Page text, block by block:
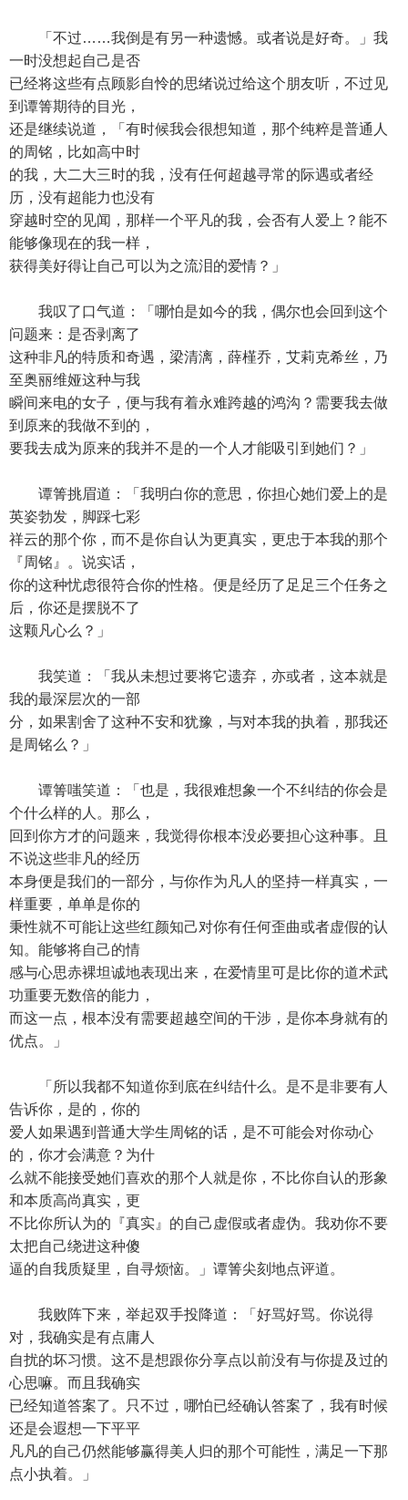
「不过……我倒是有另一种遗憾。或者说是好奇。」我
一时没想起自己是否
已经将这些有点顾影自怜的思绪说过给这个朋友听，不过见
到谭箐期待的目光，
还是继续说道，「有时候我会很想知道，那个纯粹是普通人
的周铭，比如高中时
的我，大二大三时的我，没有任何超越寻常的际遇或者经
历，没有超能力也没有
穿越时空的见闻，那样一个平凡的我，会否有人爱上？能不
能够像现在的我一样，
获得美好得让自己可以为之流泪的爱情？」
我叹了口气道：「哪怕是如今的我，偶尔也会回到这个
问题来：是否剥离了
这种非凡的特质和奇遇，梁清漓，薛槿乔，艾莉克希丝，乃
至奥丽维娅这种与我
瞬间来电的女子，便与我有着永难跨越的鸿沟？需要我去做
到原来的我做不到的，
要我去成为原来的我并不是的一个人才能吸引到她们？」
谭箐挑眉道：「我明白你的意思，你担心她们爱上的是
英姿勃发，脚踩七彩
祥云的那个你，而不是你自认为更真实，更忠于本我的那个
『周铭』。说实话，
你的这种忧虑很符合你的性格。便是经历了足足三个任务之
后，你还是摆脱不了
这颗凡心么？」
我笑道：「我从未想过要将它遗弃，亦或者，这本就是
我的最深层次的一部
分，如果割舍了这种不安和犹豫，与对本我的执着，那我还
是周铭么？」
谭箐嗤笑道：「也是，我很难想象一个不纠结的你会是
个什么样的人。那么，
回到你方才的问题来，我觉得你根本没必要担心这种事。且
不说这些非凡的经历
本身便是我们的一部分，与你作为凡人的坚持一样真实，一
样重要，单单是你的
秉性就不可能让这些红颜知己对你有任何歪曲或者虚假的认
知。能够将自己的情
感与心思赤裸坦诚地表现出来，在爱情里可是比你的道术武
功重要无数倍的能力，
而这一点，根本没有需要超越空间的干涉，是你本身就有的
优点。」
「所以我都不知道你到底在纠结什么。是不是非要有人
告诉你，是的，你的
爱人如果遇到普通大学生周铭的话，是不可能会对你动心
的，你才会满意？为什
么就不能接受她们喜欢的那个人就是你，不比你自认的形象
和本质高尚真实，更
不比你所认为的『真实』的自己虚假或者虚伪。我劝你不要
太把自己绕进这种傻
逼的自我质疑里，自寻烦恼。」谭箐尖刻地点评道。
我败阵下来，举起双手投降道：「好骂好骂。你说得
对，我确实是有点庸人
自扰的坏习惯。这不是想跟你分享点以前没有与你提及过的
心思嘛。而且我确实
已经知道答案了。只不过，哪怕已经确认答案了，我有时候
还是会遐想一下平平
凡凡的自己仍然能够赢得美人归的那个可能性，满足一下那
点小执着。」